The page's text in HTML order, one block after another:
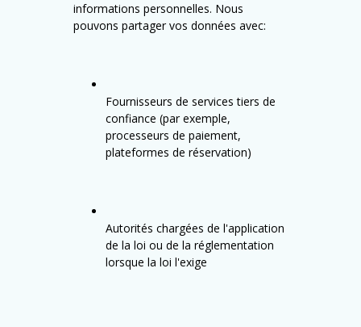
informations personnelles. Nous
pouvons partager vos données avec:
Fournisseurs de services tiers de
confiance (par exemple,
processeurs de paiement,
plateformes de réservation)
Autorités chargées de l'application
de la loi ou de la réglementation
lorsque la loi l'exige